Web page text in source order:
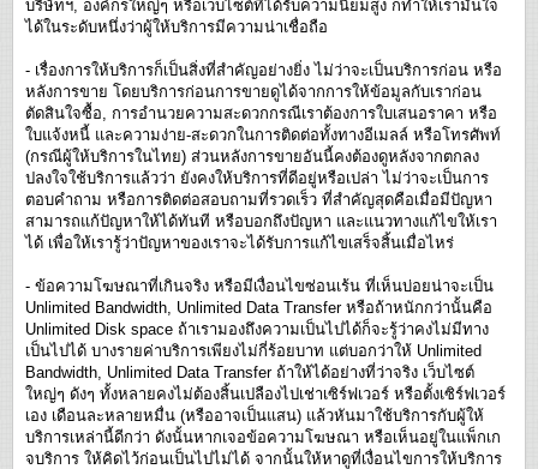
บริษัทฯ, องค์กรใหญ่ๆ หรือเว็บไซต์ที่ได้รับความนิยมสูง ก็ทำให้เรามั่นใจ
ได้ในระดับหนึ่งว่าผู้ให้บริการมีความน่าเชื่อถือ
- เรื่องการให้บริการก็เป็นสิ่งที่สำคัญอย่างยิ่ง ไม่ว่าจะเป็นบริการก่อน หรือ
หลังการขาย โดยบริการก่อนการขายดูได้จากการให้ข้อมูลกับเราก่อน
ตัดสินใจซื้อ, การอำนวยความสะดวกกรณีเราต้องการใบเสนอราคา หรือ
ใบแจ้งหนี้ และความง่าย-สะดวกในการติดต่อทั้งทางอีเมลล์ หรือโทรศัพท์
(กรณีผู้ให้บริการในไทย) ส่วนหลังการขายอันนี้คงต้องดูหลังจากตกลง
ปลงใจใช้บริการแล้วว่า ยังคงให้บริการที่ดีอยู่หรือเปล่า ไม่ว่าจะเป็นการ
ตอบคำถาม หรือการติดต่อสอบถามที่รวดเร็ว ที่สำคัญสุดคือเมื่อมีปัญหา
สามารถแก้ปัญหาให้ได้ทันที หรือบอกถึงปัญหา และแนวทางแก้ไขให้เรา
ได้ เพื่อให้เรารู้ว่าปัญหาของเราจะได้รับการแก้ไขเสร็จสิ้นเมื่อไหร่
- ข้อความโฆษณาที่เกินจริง หรือมีเงื่อนไขซ่อนเร้น ที่เห็นบ่อยน่าจะเป็น
Unlimited Bandwidth, Unlimited Data Transfer หรือถ้าหนักกว่านั้นคือ
Unlimited Disk space ถ้าเรามองถึงความเป็นไปได้ก็จะรู้ว่าคงไม่มีทาง
เป็นไปได้ บางรายค่าบริการเพียงไม่กี่ร้อยบาท แต่บอกว่าให้ Unlimited
Bandwidth, Unlimited Data Transfer ถ้าให้ได้อย่างที่ว่าจริง เว็บไซต์
ใหญ่ๆ ดังๆ ทั้งหลายคงไม่ต้องสิ้นเปลืองไปเช่าเซิร์ฟเวอร์ หรือตั้งเซิร์ฟเวอร์
เอง เดือนละหลายหมื่น (หรืออาจเป็นแสน) แล้วหันมาใช้บริการกับผู้ให้
บริการเหล่านี้ดีกว่า ดังนั้นหากเจอข้อความโฆษณา หรือเห็นอยู่ในแพ็กเก
จบริการ ให้คิดไว้ก่อนเป็นไปไม่ได้ จากนั้นให้หาดูที่เงื่อนไขการให้บริการ